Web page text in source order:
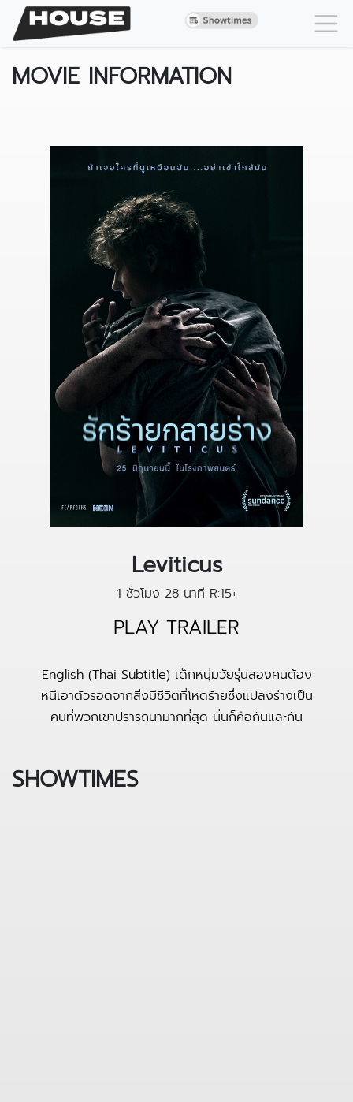
MOVIE INFORMATION
Leviticus
1 ชั่วโมง 28 นาที R:15+
PLAY TRAILER
English (Thai Subtitle) เด็กหนุ่มวัยรุ่นสองคนต้อง
หนีเอาตัวรอดจากสิ่งมีชีวิตที่โหดร้ายซึ่งแปลงร่างเป็น
คนที่พวกเขาปรารถนามากที่สุด นั่นก็คือกันและกัน
SHOWTIMES